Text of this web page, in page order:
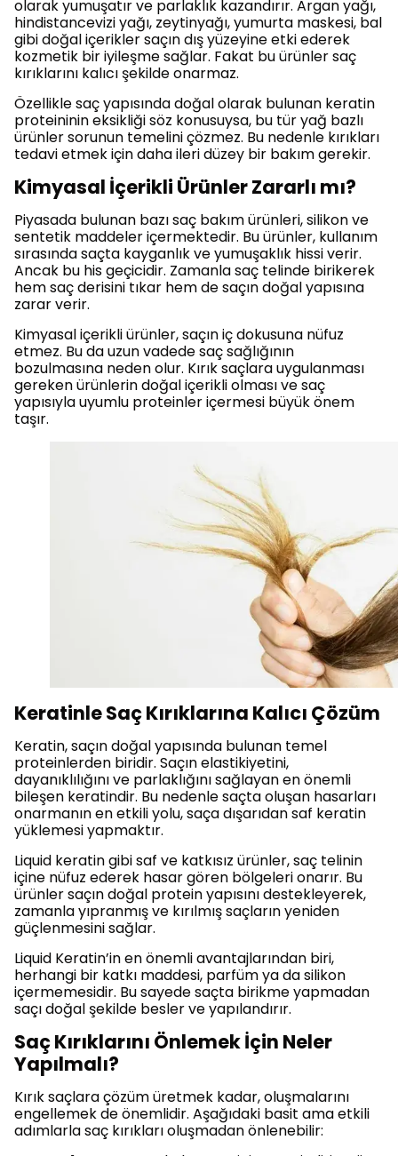
olarak yumuşatır ve parlaklık kazandırır. Argan yağı,
hindistancevizi yağı, zeytinyağı, yumurta maskesi, bal
gibi doğal içerikler saçın dış yüzeyine etki ederek
kozmetik bir iyileşme sağlar. Fakat bu ürünler saç
kırıklarını kalıcı şekilde onarmaz.
Özellikle saç yapısında doğal olarak bulunan keratin
proteininin eksikliği söz konusuysa, bu tür yağ bazlı
ürünler sorunun temelini çözmez. Bu nedenle kırıkları
tedavi etmek için daha ileri düzey bir bakım gerekir.
Kimyasal İçerikli Ürünler Zararlı mı?
Piyasada bulunan bazı saç bakım ürünleri, silikon ve
sentetik maddeler içermektedir. Bu ürünler, kullanım
sırasında saçta kayganlık ve yumuşaklık hissi verir.
Ancak bu his geçicidir. Zamanla saç telinde birikerek
hem saç derisini tıkar hem de saçın doğal yapısına
zarar verir.
Kimyasal içerikli ürünler, saçın iç dokusuna nüfuz
etmez. Bu da uzun vadede saç sağlığının
bozulmasına neden olur. Kırık saçlara uygulanması
gereken ürünlerin doğal içerikli olması ve saç
yapısıyla uyumlu proteinler içermesi büyük önem
taşır.
Keratinle Saç Kırıklarına Kalıcı Çözüm
Keratin, saçın doğal yapısında bulunan temel
proteinlerden biridir. Saçın elastikiyetini,
dayanıklılığını ve parlaklığını sağlayan en önemli
bileşen keratindir. Bu nedenle saçta oluşan hasarları
onarmanın en etkili yolu, saça dışarıdan saf keratin
yüklemesi yapmaktır.
Liquid keratin gibi saf ve katkısız ürünler, saç telinin
içine nüfuz ederek hasar gören bölgeleri onarır. Bu
ürünler saçın doğal protein yapısını destekleyerek,
zamanla yıpranmış ve kırılmış saçların yeniden
güçlenmesini sağlar.
Liquid Keratin’in en önemli avantajlarından biri,
herhangi bir katkı maddesi, parfüm ya da silikon
içermemesidir. Bu sayede saçta birikme yapmadan
saçı doğal şekilde besler ve yapılandırır.
Saç Kırıklarını Önlemek İçin Neler
Yapılmalı?
Kırık saçlara çözüm üretmek kadar, oluşmalarını
engellemek de önemlidir. Aşağıdaki basit ama etkili
adımlarla saç kırıkları oluşmadan önlenebilir: